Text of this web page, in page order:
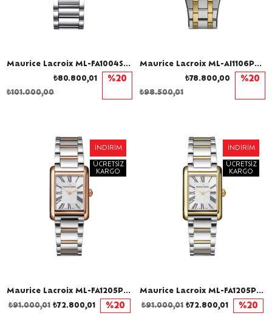
Maurice Lacroix ML-FA1004SS002170-1 Pırlantalı Kadın Kol Saati
₺80.800,01
₺101.000,00
%20
Maurice Lacroix ML-AI1106PVY13170-1 Kadın Kol Saati
₺78.800,00
₺98.500,01
%20
Maurice Lacroix ML-FA1205PVP02110-A Kadın Kol Saati
İNDIRIM
ÜCRETSIZ
KARGO
₺72.800,01
₺91.000,01 %20
Maurice Lacroix ML-FA1205PVY02110-A Kadın Kol Saati
İNDIRIM
ÜCRETSIZ
KARGO
₺72.800,01
₺91.000,01 %20